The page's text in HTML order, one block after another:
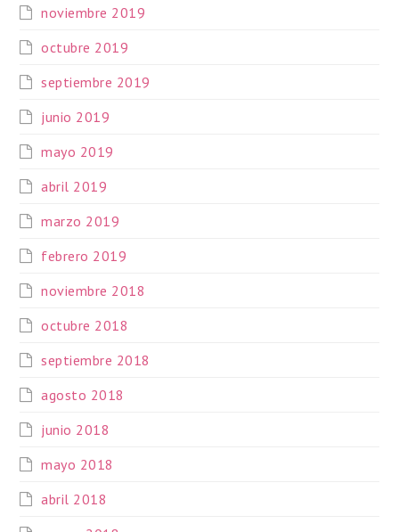
noviembre 2019
octubre 2019
septiembre 2019
junio 2019
mayo 2019
abril 2019
marzo 2019
febrero 2019
noviembre 2018
octubre 2018
septiembre 2018
agosto 2018
junio 2018
mayo 2018
abril 2018